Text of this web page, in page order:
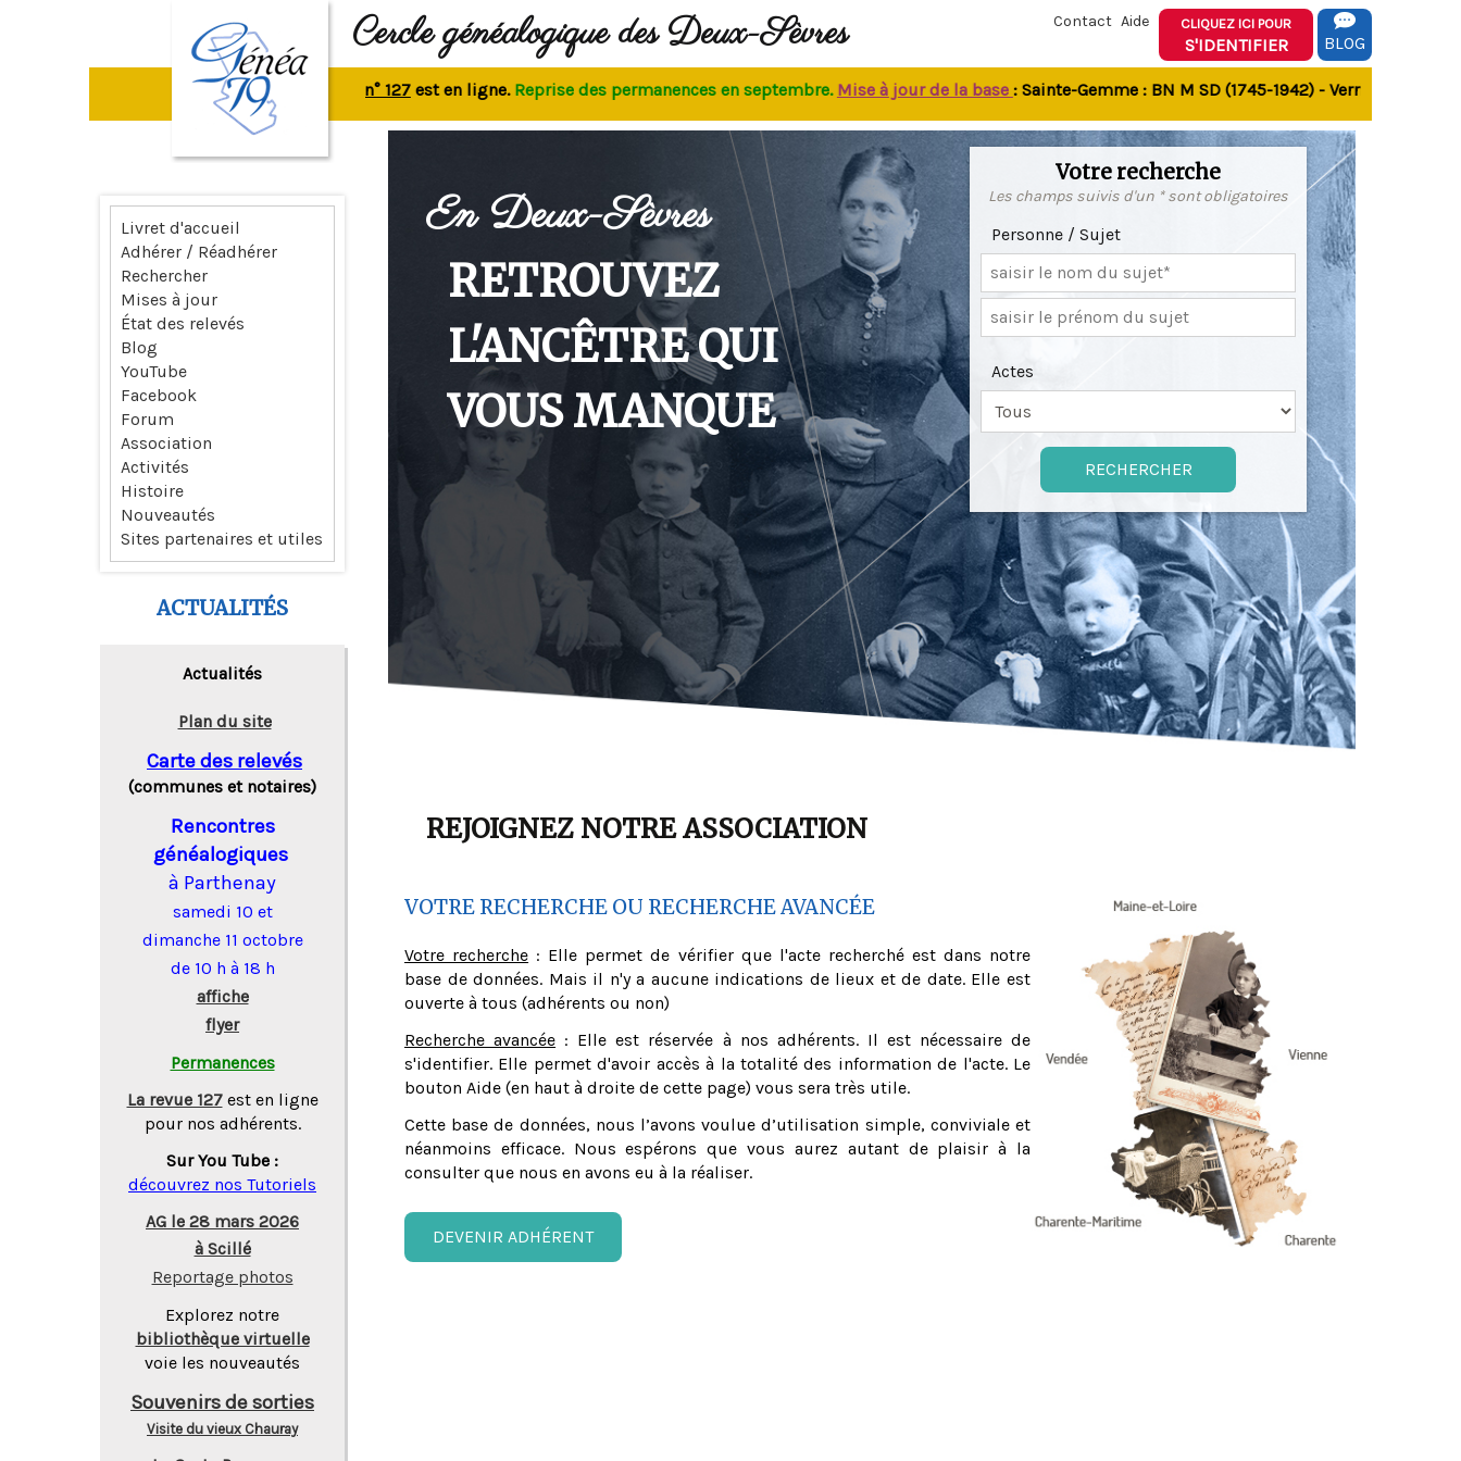
Cercle généalogique des Deux-Sèvres Contact Aide CLIQUEZ ICI POUR
S'IDENTIFIER BLOG
La revue n° 127 est en ligne.Reprise des permanences en septembre.Mise à jour de la base: Sainte-Gemme : BN M SD (1745-1942) - Verrines-sous-
En Deux-Sèvres
RETROUVEZ
L'ANCÊTRE QUI
VOUS MANQUE
Votre recherche
Les champs suivis d'un * sont obligatoires
Personne / Sujet
Actes
REJOIGNEZ NOTRE ASSOCIATION
VOTRE RECHERCHE OU RECHERCHE AVANCÉE
Votre recherche : Elle permet de vérifier que l'acte recherché est dans notre
base de données. Mais il n'y a aucune indications de lieux et de date. Elle est
ouverte à tous (adhérents ou non)
Recherche avancée : Elle est réservée à nos adhérents. Il est nécessaire de
s'identifier. Elle permet d'avoir accès à la totalité des information de l'acte. Le
bouton Aide (en haut à droite de cette page) vous sera très utile.
Cette base de données, nous l’avons voulue d’utilisation simple, conviviale et
néanmoins efficace. Nous espérons que vous aurez autant de plaisir à la
consulter que nous en avons eu à la réaliser.
DEVENIR ADHÉRENT
Livret d'accueil
Adhérer / Réadhérer
Rechercher
Mises à jour
État des relevés
Blog
YouTube
Facebook
Forum
Association
Activités
Histoire
Nouveautés
Sites partenaires et utiles
ACTUALITÉS
Actualités
Plan du site
Carte des relevés
(communes et notaires)
Rencontres
généalogiques
à Parthenay
samedi 10 et
dimanche 11 octobre
de 10 h à 18 h
affiche
flyer
Permanences
La revue 127 est en ligne
pour nos adhérents.
Sur You Tube :
découvrez nos Tutoriels
AG le 28 mars 2026
à Scillé
Reportage photos
Explorez notre
bibliothèque virtuelle
voie les nouveautés
Souvenirs de sorties
Visite du vieux Chauray